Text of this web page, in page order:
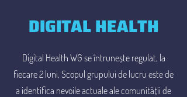
DIGITAL HEALTH
Digital Health WG se întrunește regulat, la
fiecare 2 luni. Scopul grupului de lucru este de
a identifica nevoile actuale ale comunității de